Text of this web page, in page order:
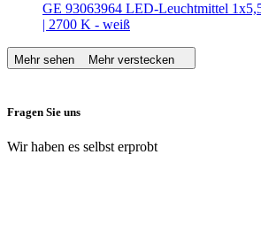
GE 93063964 LED-Leuchtmittel
| 2700 K - weiß
Mehr sehen Mehr verstecken
Fragen Sie uns
Wir haben es selbst erprobt